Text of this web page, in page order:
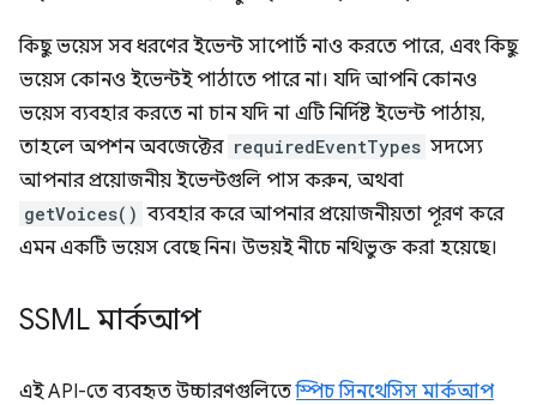
কিছু ভয়েস সব ধরণের ইভেন্ট সাপোর্ট নাও করতে পারে, এবং কিছু
ভয়েস কোনও ইভেন্টই পাঠাতে পারে না। যদি আপনি কোনও
ভয়েস ব্যবহার করতে না চান যদি না এটি নির্দিষ্ট ইভেন্ট পাঠায়,
তাহলে অপশন অবজেক্টের requiredEventTypes সদস্যে
আপনার প্রয়োজনীয় ইভেন্টগুলি পাস করুন, অথবা
getVoices() ব্যবহার করে আপনার প্রয়োজনীয়তা পূরণ করে
এমন একটি ভয়েস বেছে নিন। উভয়ই নীচে নথিভুক্ত করা হয়েছে।
SSML মার্কআপ
এই API-তে ব্যবহৃত উচ্চারণগুলিতেস্পিচ সিনথেসিস মার্কআপ